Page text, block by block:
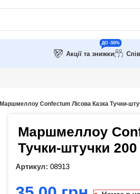
Акції та знижки
ДО -50%
Маршмеллоу Confectum Лісова Казка Тучки-
Маршмеллоу
Тучки-штучки 200
Артикул: 08913